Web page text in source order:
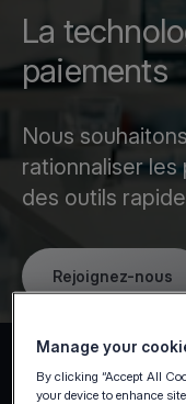
La
paiements
Nous
rationnaliser
des outils
Rejoignez-nous
Manage your
By clicking “Accept All
your device to enhance